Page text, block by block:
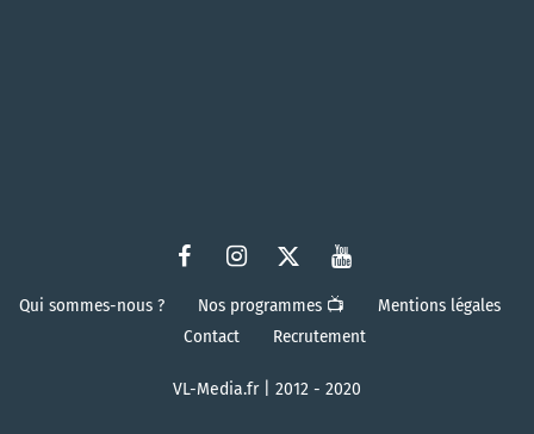
Qui sommes-nous ? Nos programmes 📺
Mentions légales
Contact
Recrutement
VL-Media.fr | 2012 - 2020